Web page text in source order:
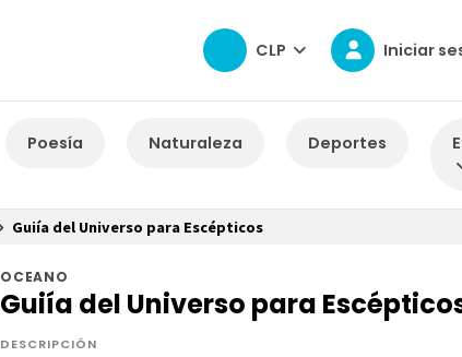
CLP Iniciar
Poesía Naturaleza Deportes
Guiía del Universo para Escépticos
OCEANO
Guiía del Universo para
DESCRIPCIÓN